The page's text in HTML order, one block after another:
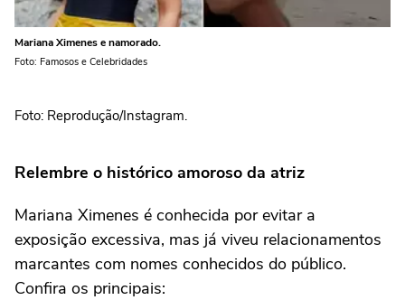
Mariana Ximenes e namorado.
Foto: Famosos e Celebridades
Foto: Reprodução/Instagram.
Relembre o histórico amoroso da atriz
Mariana Ximenes é conhecida por evitar a
exposição excessiva, mas já viveu relacionamentos
marcantes com nomes conhecidos do público.
Confira os principais: